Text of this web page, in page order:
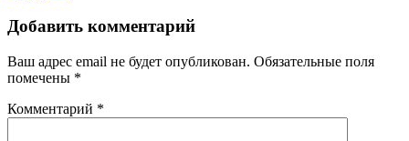
Добавить комментарий
Ваш адрес email не будет опубликован. Обязательные поля
помечены *
Комментарий *